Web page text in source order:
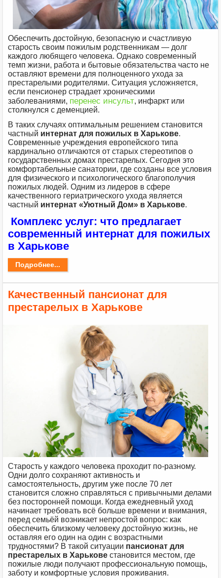
Обеспечить достойную, безопасную и счастливую
старость своим пожилым родственникам — долг
каждого любящего человека. Однако современный
темп жизни, работа и бытовые обязательства часто не
оставляют времени для полноценного ухода за
престарелыми родителями. Ситуация усложняется,
если пенсионер страдает хроническими
заболеваниями, перенес инсульт, инфаркт или
столкнулся с деменцией.
В таких случаях оптимальным решением становится
частный интернат для пожилых в Харькове.
Современные учреждения европейского типа
кардинально отличаются от старых стереотипов о
государственных домах престарелых. Сегодня это
комфортабельные санатории, где созданы все условия
для физического и психологического благополучия
пожилых людей. Одним из лидеров в сфере
качественного гериатрического ухода является
частный интернат «Уютный Дом» в Харькове.
Комплекс услуг: что предлагает
современный интернат для пожилых
в Харькове
Подробнее...
Качественный пансионат для
престарелых в Харькове
Старость у каждого человека проходит по-разному.
Одни долго сохраняют активность и
самостоятельность, другим уже после 70 лет
становится сложно справляться с привычными делами
без посторонней помощи. Когда ежедневный уход
начинает требовать всё больше времени и внимания,
перед семьёй возникает непростой вопрос: как
обеспечить близкому человеку достойную жизнь, не
оставляя его один на один с возрастными
трудностями? В такой ситуации пансионат для
престарелых в Харькове становится местом, где
пожилые люди получают профессиональную помощь,
заботу и комфортные условия проживания.